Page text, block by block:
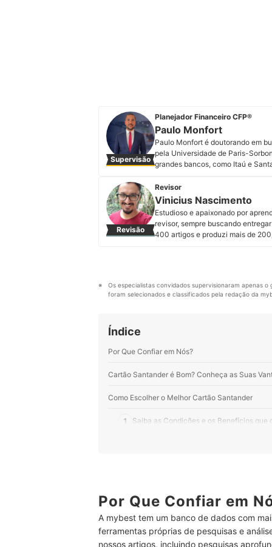
Supervisão
Planejador Financeiro CFP®
Paulo Monfort
Paulo Monfort é doutorando em
pela Universidade de Paris-
grandes bancos, como Itaú e
planejador financeiro e consultor
Transformação Ambiental, Social
behavioral finance. Além de
escola de negócios IBMEC, onde
Instagram, LinkedIn e em seu site.
Perfil de Paulo Monfort
Revisão
Revisor
Vinicius Nascimento
Estudioso e apaixonado por
revisor, sempre buscando
400 artigos e produzi mais de
Os especialistas convidados supervisionaram apenas
foram selecionados e classificados pela redação da
Índice
Por Que Confiar em Nós?
Cartão Santander é Bom? Conheça as Suas
Como Escolher o Melhor Cartão Santander
1 Saiba as Condições e os Benefícios que
4 Fique de Olho em Quantos Pontos o
Top 10 Melhores Cartões Santander
Perguntas Frequentes Sobre Cartões de Crédito
Por Que Confiar em
A mybest tem um banco de dados com
ferramentas próprias de pesquisas e
nossos artigos, incluindo pesquisas